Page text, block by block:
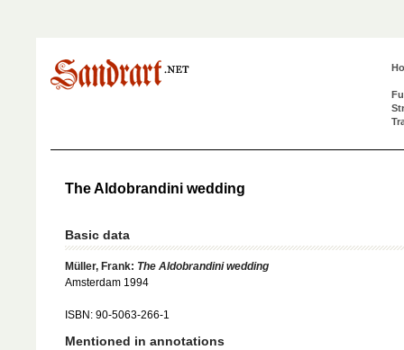
The Aldobrandini wedding
Basic data
Müller, Frank: The Aldobrandini wedding
Amsterdam 1994
ISBN: 90-5063-266-1
Mentioned in annotations